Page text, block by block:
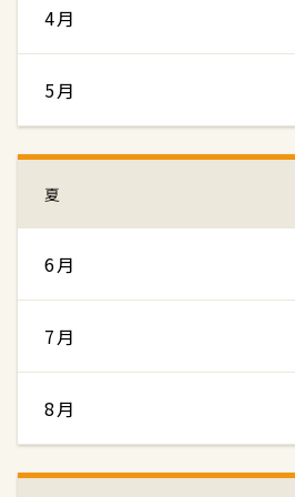
4月
5月
夏
6月
7月
8月